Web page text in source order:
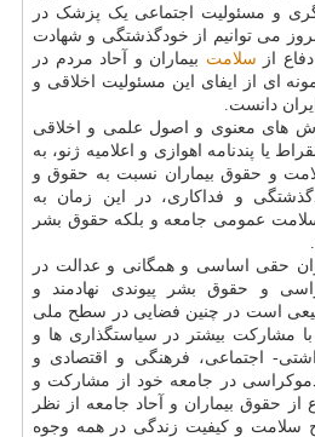
و مسئولیت اجتماعی یک پزشک در
می توانیم از خودگذشتگی و شهادت
از سلامت بیماران و آحاد مردم در
ای از ایفای این مسئولیت اخلاقی و
دانست.
های معنوی و اصول علمی و اخلاقی
یا پندنامه اهوازی و اعلامیه ژنو، به
و حقوق بیماران نسبت به حقوق و
و فداکاری، در این زمان به
عمومی جامعه و بلکه حقوق بشر
حقی اساسی و همگانی و عدالت در
و حقوق بشر پیوندی نهادمند و
طبیعی است در چنین فضایی در سطح ملی
با مشارکت بیشتر در سیاستگذاری ها و
اجتماعی، فرهنگی و اقتصادی و
در جامعه خود از مشارکت و
حقوق بیماران و آحاد جامعه از نظر
سلامت و کیفیت زندگی در همه وجوه